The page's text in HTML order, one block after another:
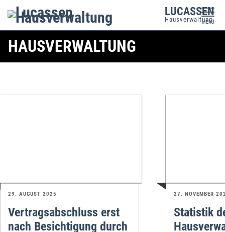
LUCASSEN
Hausverwaltung
MENÜ
HAUSVERWALTUNG
29. AUGUST 2025
Vertragsabschluss erst
nach Besichtigung durch
27. NOVEMBER
Statistik